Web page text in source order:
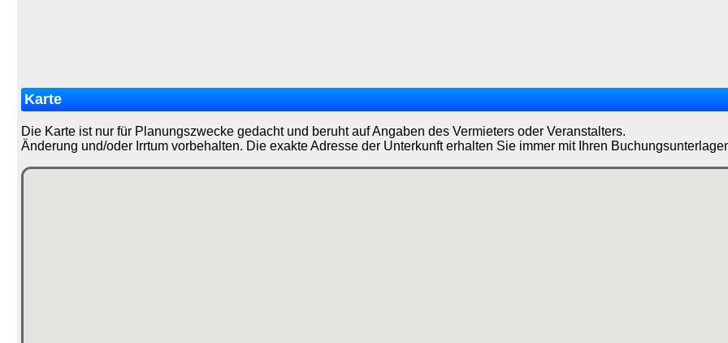
Karte
Die Karte ist nur für Planungszwecke gedacht und beruht auf Angaben des Vermieters oder Veranstalters.
Änderung und/oder Irrtum vorbehalten. Die exakte Adresse der Unterkunft erhalten Sie immer mit Ihren